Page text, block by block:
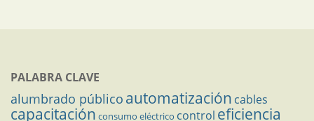
PALABRA CLAVE
alumbrado público automatización cables
capacitación consumo eléctrico control eficiencia